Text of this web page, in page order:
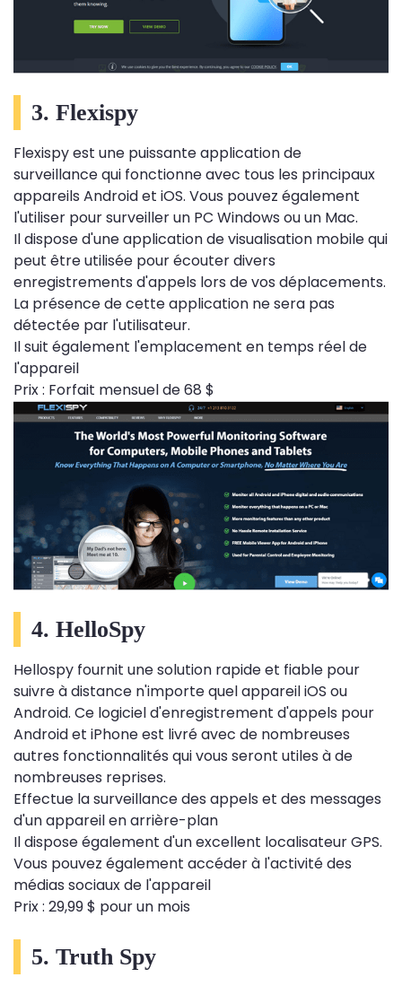
3. Flexispy
Flexispy est une puissante application de
surveillance qui fonctionne avec tous les principaux
appareils Android et iOS. Vous pouvez également
l'utiliser pour surveiller un PC Windows ou un Mac.
Il dispose d'une application de visualisation mobile qui
peut être utilisée pour écouter divers
enregistrements d'appels lors de vos déplacements.
La présence de cette application ne sera pas
détectée par l'utilisateur.
Il suit également l'emplacement en temps réel de
l'appareil
Prix ​​: Forfait mensuel de 68 $
4. HelloSpy
Hellospy fournit une solution rapide et fiable pour
suivre à distance n'importe quel appareil iOS ou
Android. Ce logiciel d'enregistrement d'appels pour
Android et iPhone est livré avec de nombreuses
autres fonctionnalités qui vous seront utiles à de
nombreuses reprises.
Effectue la surveillance des appels et des messages
d'un appareil en arrière-plan
Il dispose également d'un excellent localisateur GPS.
Vous pouvez également accéder à l'activité des
médias sociaux de l'appareil
Prix ​​: 29,99 $ pour un mois
5. Truth Spy